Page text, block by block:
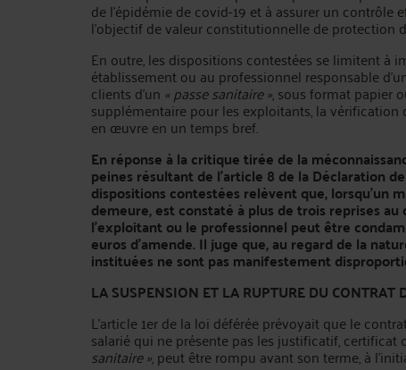
de l'épidémie de covid-19 et à assurer un contrôle
l'objectif de valeur constitutionnelle de protection
En outre, les dispositions contestées se limitent à
établissement ou au professionnel responsable
clients d'un « passe sanitaire », sous format papier
supplémentaire pour les exploitants, la
en œuvre en un temps bref.
En réponse à la critique tirée de la
peines résultant de l'article 8 de la Déclaration
dispositions contestées relèvent que, lorsqu'un
demeure, est constaté à plus de trois reprises
l'exploitant ou le professionnel peut être
euros d'amende. Il juge que, au regard de la
instituées ne sont pas manifestement
LA SUSPENSION ET LA RUPTURE DU CONTRAT
L’article 1er de la loi déférée prévoyait que le
salarié qui ne présente pas les justificatif,
sanitaire », peut être rompu avant son terme, à